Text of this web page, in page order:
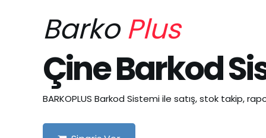
BarkoPlus
Çine Barkod
BARKOPLUS Barkod Sistemi ile satış, stok takip,